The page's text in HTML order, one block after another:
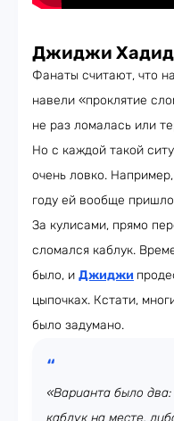
Джиджи Хадид
Фанаты считают, что
навели «проклятие
не раз ломалась или
Но с каждой такой
очень ловко.
году ей вообще
За кулисами, прямо
сломался каблук.
было, и Джиджи
цыпочках. Кстати,
было задумано.
«Варианта было
каблук на месте,